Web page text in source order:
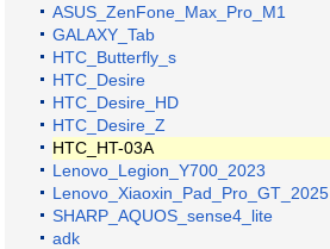
ASUS_ZenFone_Max_Pro_M1
GALAXY_Tab
HTC_Butterfly_s
HTC_Desire
HTC_Desire_HD
HTC_Desire_Z
HTC_HT-03A
Lenovo_Legion_Y700_2023
Lenovo_Xiaoxin_Pad_Pro_GT_2025
SHARP_AQUOS_sense4_lite
adk